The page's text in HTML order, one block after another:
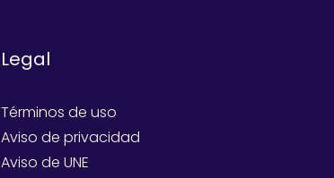
Legal
Términos de uso
Aviso de privacidad
Aviso de UNE